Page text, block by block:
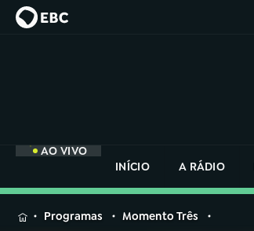
AO VIVO
INÍCIO
A RÁDIO
MENUProgramas Momento Três